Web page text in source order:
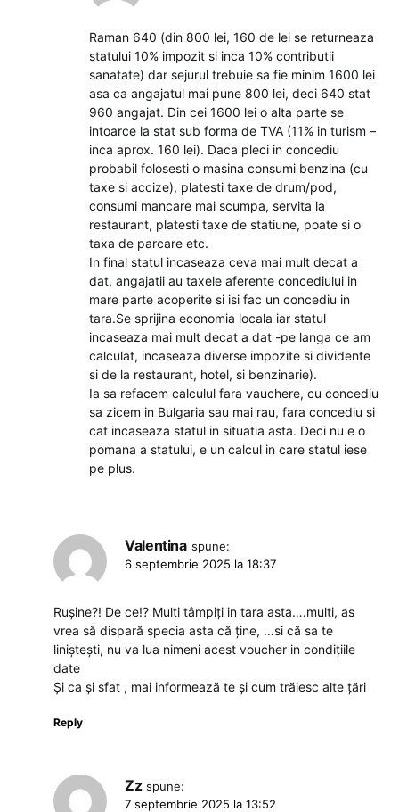
Raman 640 (din 800 lei, 160 de lei se returneaza
statului 10% impozit si inca 10% contributii
sanatate) dar sejurul trebuie sa fie minim 1600 lei
asa ca angajatul mai pune 800 lei, deci 640 stat
960 angajat. Din cei 1600 lei o alta parte se
intoarce la stat sub forma de TVA (11% in turism –
inca aprox. 160 lei). Daca pleci in concediu
probabil folosesti o masina consumi benzina (cu
taxe si accize), platesti taxe de drum/pod,
consumi mancare mai scumpa, servita la
restaurant, platesti taxe de statiune, poate si o
taxa de parcare etc.
In final statul incaseaza ceva mai mult decat a
dat, angajatii au taxele aferente concediului in
mare parte acoperite si isi fac un concediu in
tara.Se sprijina economia locala iar statul
incaseaza mai mult decat a dat -pe langa ce am
calculat, incaseaza diverse impozite si dividente
si de la restaurant, hotel, si benzinarie).
Ia sa refacem calculul fara vauchere, cu concediu
sa zicem in Bulgaria sau mai rau, fara concediu si
cat incaseaza statul in situatia asta. Deci nu e o
pomana a statului, e un calcul in care statul iese
pe plus.
Valentina spune:
6 septembrie 2025 la 18:37
Rușine?! De ce!? Multi tâmpiți in tara asta….multi, as
vrea să dispară specia asta că ține, …si că sa te
liniștești, nu va lua nimeni acest voucher in condițiile
date
Și ca și sfat , mai informează te și cum trăiesc alte țări
Reply
Zz spune:
7 septembrie 2025 la 13:52